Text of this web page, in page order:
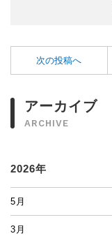
次の投稿へ
アーカイブ
ARCHIVE
2026年
5月
3月